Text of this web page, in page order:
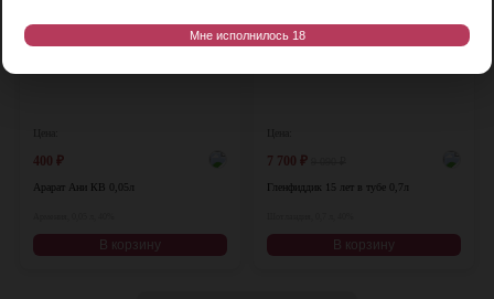
400 ₽
Арарат Ани КВ 0,05л
В корзину
7 700 ₽
Гленфиддик 15 лет в тубе 0,7л
В корзину
Мне исполнилось 18